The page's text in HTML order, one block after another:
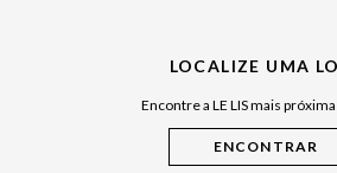
Cuidados Casa
LOCALIZE UMA
Encontre a LE LIS mais